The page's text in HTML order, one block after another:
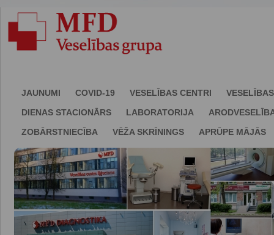
JAUNUMI COVID-19 VESELĪBAS CENTRI
DIENAS STACIONĀRS
LABORATORIJA
ZOBĀRSTNIECĪBA
VĒŽA SKRĪNINGS APRŪPE MĀJĀS